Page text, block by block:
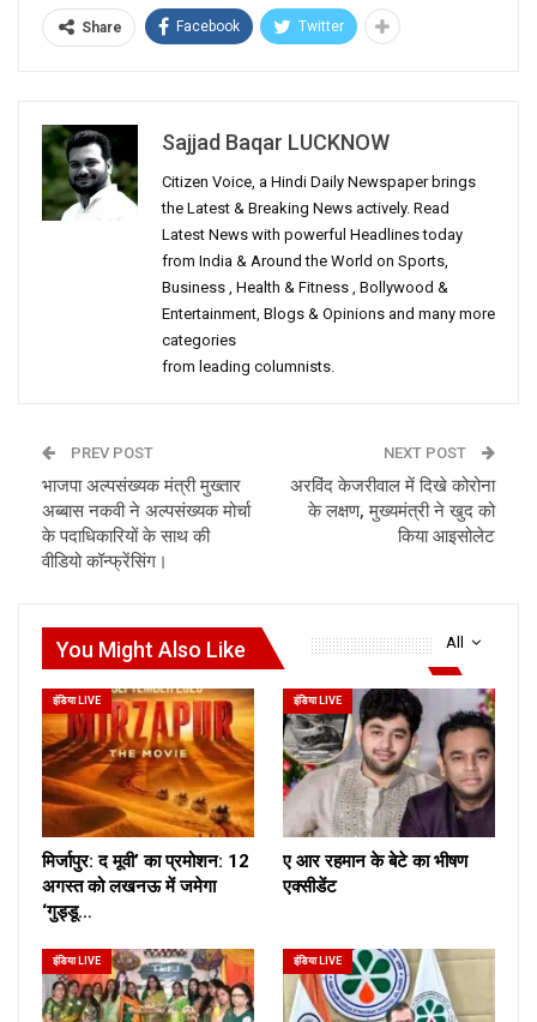
Share Facebook Twitter
Sajjad Baqar LUCKNOW
Citizen Voice, a Hindi Daily Newspaper brings
the Latest & Breaking News actively. Read
Latest News with powerful Headlines today
from India & Around the World on Sports,
Business , Health & Fitness , Bollywood &
Entertainment, Blogs & Opinions and many more
categories
from leading columnists.
PREV POST
भाजपा अल्पसंख्यक मंत्री मुख्तार
अब्बास नकवी ने अल्पसंख्यक मोर्चा
के पदाधिकारियों के साथ की
वीडियो कॉन्फ्रेंसिंग।
NEXT POST
अरविंद केजरीवाल में दिखे कोरोना
के लक्षण, मुख्यमंत्री ने खुद को
किया आइसोलेट
All
You Might Also Like
इंडिया LIVE
मिर्जापुर: द मूवी’ का प्रमोशन: 12
अगस्त को लखनऊ में जमेगा
‘गुड्डू…
इंडिया LIVE
ए आर रहमान के बेटे का भीषण
एक्सीडेंट
इंडिया LIVE इंडिया LIVE